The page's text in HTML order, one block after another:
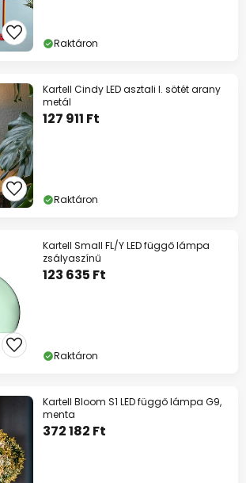
Raktáron
Kartell Cindy LED asztali l. sötét arany
metál
127 911 Ft
Raktáron
Kartell Small FL/Y LED függő lámpa
zsályaszínű
123 635 Ft
Raktáron
Kartell Bloom S1 LED függő lámpa G9,
menta
372 182 Ft